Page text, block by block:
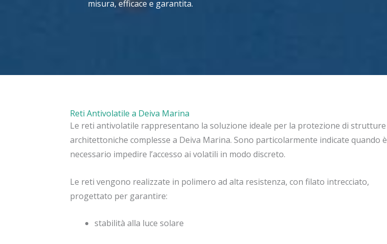
misura, efficace e garantita.
Reti Antivolatile a Deiva Marina
Le reti antivolatile rappresentano la soluzione ideale per la protezione di strutture
architettoniche complesse a Deiva Marina. Sono particolarmente indicate quando è
necessario impedire l’accesso ai volatili in modo discreto.
Le reti vengono realizzate in polimero ad alta resistenza, con filato intrecciato,
progettato per garantire:
stabilità alla luce solare